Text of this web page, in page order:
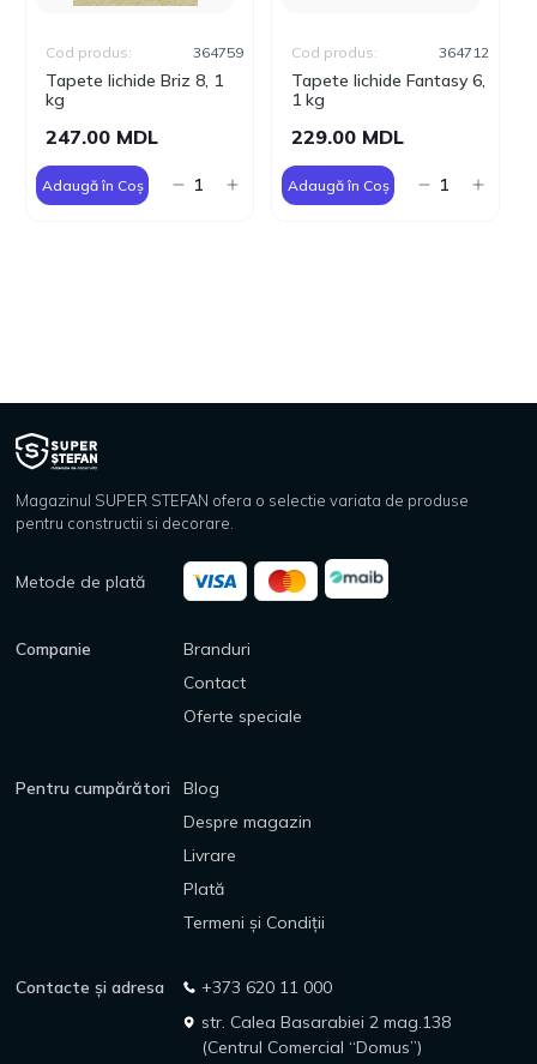
Tapete lichide Briz 8, 1
kg
Cod produs: 364759
247.00 MDL
Adaugă în Coș
Tapete lichide Fantasy 6,
1 kg
Cod produs: 364712
229.00 MDL
Adaugă în Coș
Magazinul SUPER STEFAN ofera o selectie variata de produse
pentru constructii si decorare.
Metode de plată
Companie
Branduri
Contact
Oferte speciale
Pentru cumpărători
Blog
Despre magazin
Livrare
Plată
Termeni și Condiții
Contacte și adresa
+373 620 11 000
str. Calea Basarabiei 2 mag.138
(Centrul Comercial “Domus”)